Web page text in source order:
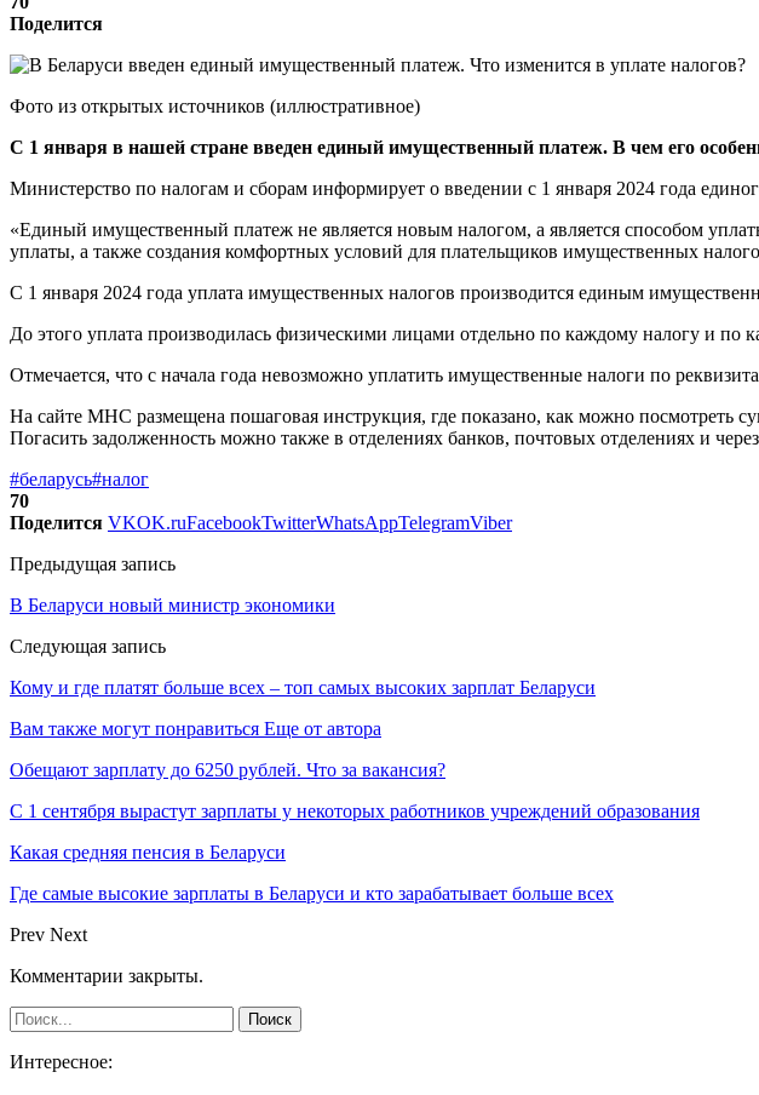
Поделится
Фото из открытых источников (иллюстративное)
С 1 января в нашей стране введен единый имущественный платеж. В чем его
Министерство по налогам и сборам информирует о введении с 1 января 2024 года
«Единый имущественный платеж не является новым налогом, а является способом
уплаты, а также создания комфортных условий для плательщиков имущественных
С 1 января 2024 года уплата имущественных налогов производится единым
До этого уплата производилась физическими лицами отдельно по каждому налогу и по
Отмечается, что с начала года невозможно уплатить имущественные налоги по
На сайте МНС размещена пошаговая инструкция, где показано, как можно посмотреть
Погасить задолженность можно также в отделениях банков, почтовых отделениях и
#беларусь#налог
70
Поделится VKOK.ruFacebookTwitterWhatsAppTelegramViber
Предыдущая запись
В Беларуси новый министр экономики
Следующая запись
Кому и где платят больше всех – топ самых высоких зарплат Беларуси
Вам также могут понравиться Еще от автора
Обещают зарплату до 6250 рублей. Что за вакансия?
С 1 сентября вырастут зарплаты у некоторых работников учреждений образования
Какая средняя пенсия в Беларуси
Где самые высокие зарплаты в Беларуси и кто зарабатывает больше всех
Prev Next
Комментарии закрыты.
Интересное: